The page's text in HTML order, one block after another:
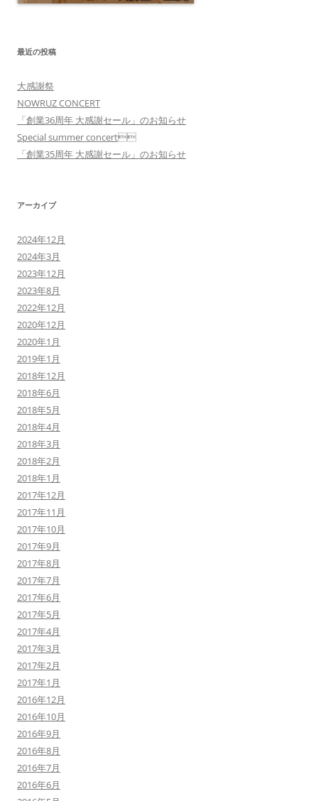
最近の投稿
大感謝祭
NOWRUZ CONCERT
「創業36周年 大感謝セール」のお知らせ
Special summer concert
「創業35周年 大感謝セール」のお知らせ
アーカイブ
2024年12月
2024年3月
2023年12月
2023年8月
2022年12月
2020年12月
2020年1月
2019年1月
2018年12月
2018年6月
2018年5月
2018年4月
2018年3月
2018年2月
2018年1月
2017年12月
2017年11月
2017年10月
2017年9月
2017年8月
2017年7月
2017年6月
2017年5月
2017年4月
2017年3月
2017年2月
2017年1月
2016年12月
2016年10月
2016年9月
2016年8月
2016年7月
2016年6月